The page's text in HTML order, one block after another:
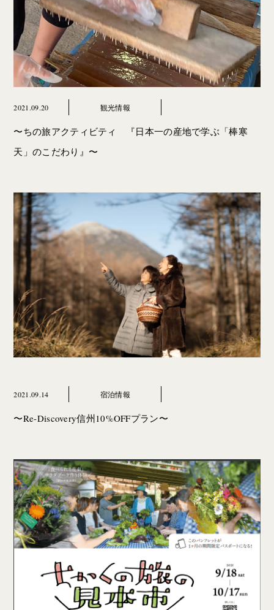
2021.09.20 観光情報
〜ちの旅アクティビティ 『日本一の産地で学ぶ「棒寒
天」のこだわり』〜
2021.09.14 宿泊情報
〜Re-Discovery信州10%OFFプラン〜